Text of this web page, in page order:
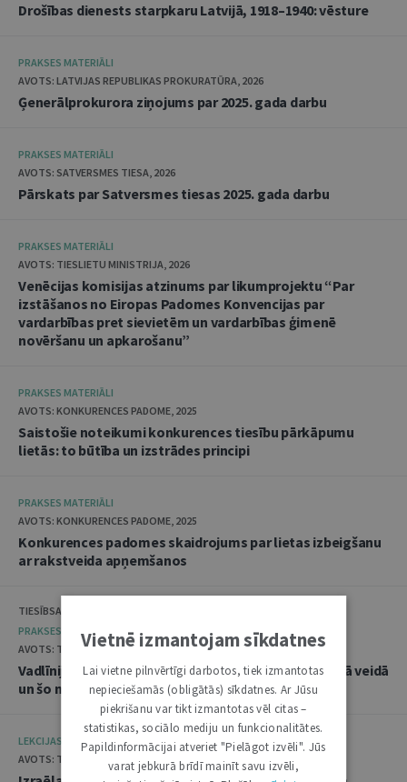
Drošības dienests starpkaru Latvijā, 1918–1940: vēsture
PRAKSES MATERIĀLI
AVOTS: LATVIJAS REPUBLIKAS PROKURATŪRA, 2026
Ģenerālprokurora ziņojums par 2025. gada darbu
PRAKSES MATERIĀLI
AVOTS: SATVERSMES TIESA, 2026
Pārskats par Satversmes tiesas 2025. gada darbu
PRAKSES MATERIĀLI
AVOTS: TIESLIETU MINISTRIJA, 2026
Venēcijas komisijas atzinums par likumprojektu “Par
izstāšanos no Eiropas Padomes Konvencijas par
vardarbības pret sievietēm un vardarbības ģimenē
novēršanu un apkarošanu”
PRAKSES MATERIĀLI
AVOTS: KONKURENCES PADOME, 2025
Saistošie noteikumi konkurences tiesību pārkāpumu
lietās: to būtība un izstrādes principi
PRAKSES MATERIĀLI
AVOTS: KONKURENCES PADOME, 2025
Konkurences padomes skaidrojums par lietas izbeigšanu
ar rakstveida apņemšanos
TIESĪBSARGA BIROJS, DATU VALSTS INSPEKCIJA
PRAKSES MATERIĀLI
AVOTS: TIESĪBSARGA BIROJS, 2025
Vadlīnijas "Amatpersonu datu apstrāde audiovizuālā veidā
un šo materiālu publicēšana"
LEKCIJAS
AVOTS: TIESLIETU AKADĒMIJA, 2025
Vietnē izmantojam sīkdatnes
Lai vietne pilnvērtīgi darbotos, tiek izmantotas
nepieciešamās (obligātās) sīkdatnes. Ar Jūsu
piekrišanu var tikt izmantotas vēl citas –
statistikas, sociālo mediju un funkcionalitātes.
Papildinformācijai atveriet "Pielāgot izvēli". Jūs
varat jebkurā brīdī mainīt savu izvēli,